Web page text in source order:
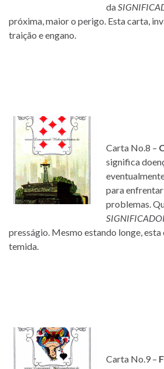
da
próxima, maior o perigo. Esta carta,
traição e engano.
Carta No.8 –
significa
para
problemas.
presságio. Mesmo estando longe,
temida.
Carta No.9 –